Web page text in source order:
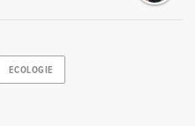
ECOLOGIE